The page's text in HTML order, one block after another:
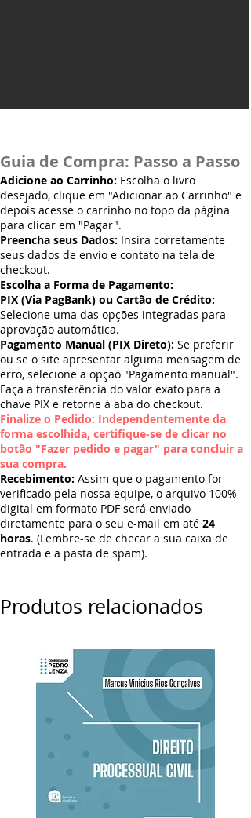
Guia de Compra: Passo a Passo
Adicione ao Carrinho: Escolha o livro
desejado, clique em "Adicionar ao Carrinho" e
depois acesse o carrinho no topo da página
para clicar em "Pagar".
Preencha seus Dados: Insira corretamente
seus dados de envio e contato na tela de
checkout.
Escolha a Forma de Pagamento:
PIX (Via PagBank) ou Cartão de Crédito:
Selecione uma das opções integradas para
aprovação automática.
Pagamento Manual (PIX Direto): Se preferir
ou se o site apresentar alguma mensagem de
erro, selecione a opção "Pagamento manual".
Faça a transferência do valor exato para a
chave PIX e retorne à aba do checkout.
Finalize o Pedido: Independentemente da
forma escolhida, certifique-se de clicar no
botão "Fazer pedido e pagar" para concluir a
sua compra.
Recebimento: Assim que o pagamento for
verificado pela nossa equipe, o arquivo 100%
digital em formato PDF será enviado
diretamente para o seu e-mail em até 24
horas. (Lembre-se de checar a sua caixa de
entrada e a pasta de spam).
Produtos relacionados